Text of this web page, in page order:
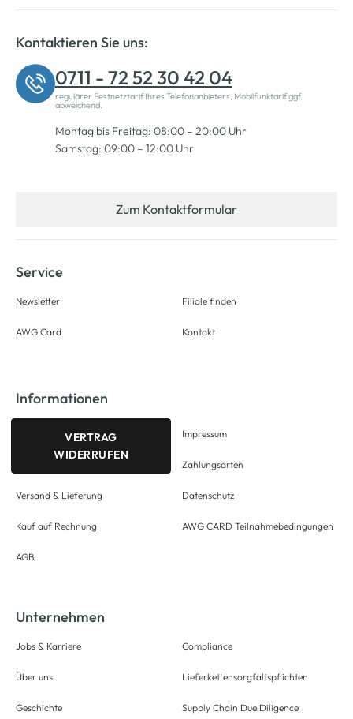
Kontaktieren Sie uns:
0711 - 72 52 30 42 04
regulärer Festnetztarif Ihres Telefonanbieters, Mobilfunktarif ggf.
abweichend.
Montag bis Freitag: 08:00 – 20:00 Uhr
Samstag: 09:00 – 12:00 Uhr
Zum Kontaktformular
Service
Newsletter
AWG Card
Filiale finden
Kontakt
Informationen
VERTRAG
WIDERRUFEN
Versand & Lieferung
Kauf auf Rechnung
AGB
Impressum
Zahlungsarten
Datenschutz
AWG CARD Teilnahmebedingungen
Unternehmen
Jobs & Karriere
Über uns
Geschichte
Compliance
Lieferkettensorgfaltspflichten
Supply Chain Due Diligence